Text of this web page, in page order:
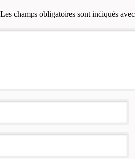
Les champs obligatoires sont indiqués avec